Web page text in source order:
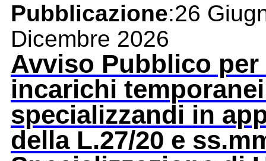
Pubblicazione:26
Dicembre 2026
Avviso Pubblico
incarichi
specializzandi in
della L.27/20 e